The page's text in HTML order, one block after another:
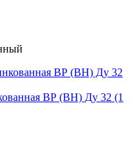
ВР (ВН) Ду 32 (1